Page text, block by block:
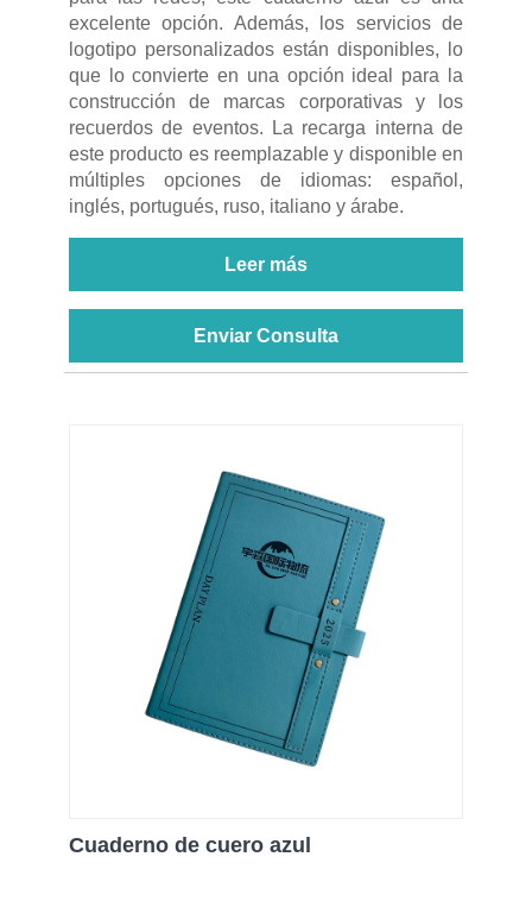
excelente opción. Además, los servicios de
logotipo personalizados están disponibles, lo
que lo convierte en una opción ideal para la
construcción de marcas corporativas y los
recuerdos de eventos. La recarga interna de
este producto es reemplazable y disponible en
múltiples opciones de idiomas: español,
inglés, portugués, ruso, italiano y árabe.
Leer más
Enviar Consulta
Cuaderno de cuero azul